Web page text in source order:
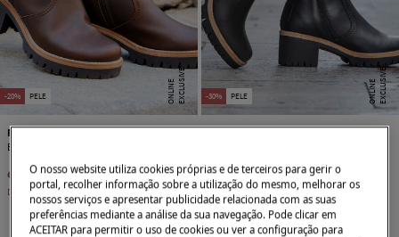
-20% PELE E
X
C
L
U
SI
V
E
O
N
LI
N
E
Panama Jack
Botins de salto alto femininas
€ 151,00 € 189,00
Desconto€ 38,00
-30% PELE E
X
C
L
U
SI
V
E
O
N
LI
N
E
Panama Jack
€ 131,99 € 189,00
Desconto€ 57,01
O nosso website utiliza cookies próprias e de terceiros para gerir o
portal, recolher informação sobre a utilização do mesmo, melhorar os
nossos serviços e apresentar publicidade relacionada com as suas
preferências mediante a análise da sua navegação. Pode clicar em
ACEITAR para permitir o uso de cookies ou ver a configuração para